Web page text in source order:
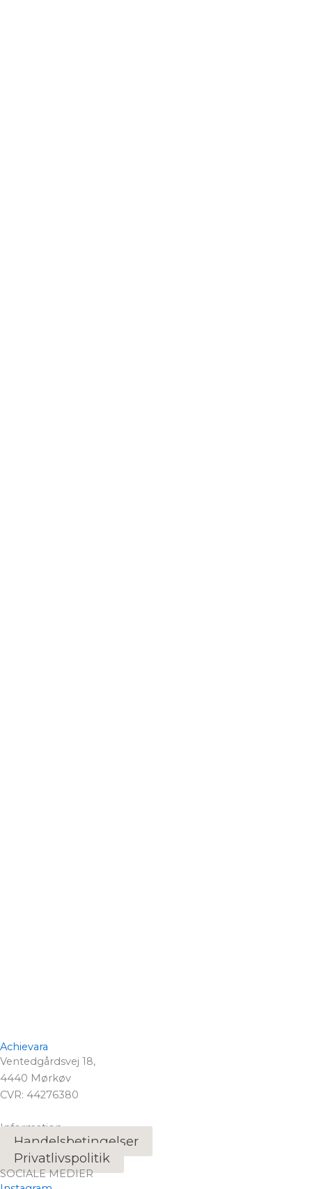
Achievara
Ventedgårdsvej 18,
4440 Mørkøv
CVR: 44276380
Information
Handelsbetingelser
Privatlivspolitik
SOCIALE MEDIER